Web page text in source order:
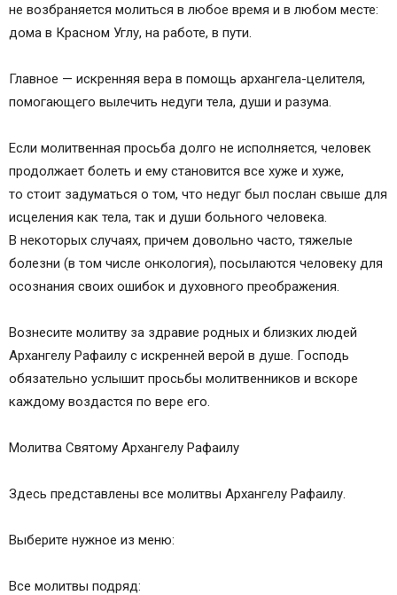
не возбраняется молиться в любое время и в любом месте:
дома в Красном Углу, на работе, в пути.
Главное — искренняя вера в помощь архангела-целителя,
помогающего вылечить недуги тела, души и разума.
Если молитвенная просьба долго не исполняется, человек
продолжает болеть и ему становится все хуже и хуже,
то стоит задуматься о том, что недуг был послан свыше для
исцеления как тела, так и души больного человека.
В некоторых случаях, причем довольно часто, тяжелые
болезни (в том числе онкология), посылаются человеку для
осознания своих ошибок и духовного преображения.
Вознесите молитву за здравие родных и близких людей
Архангелу Рафаилу с искренней верой в душе. Господь
обязательно услышит просьбы молитвенников и вскоре
каждому воздастся по вере его.
Молитва Святому Архангелу Рафаилу
Здесь представлены все молитвы Архангелу Рафаилу.
Выберите нужное из меню:
Все молитвы подряд: